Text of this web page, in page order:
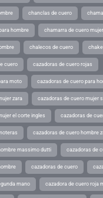
chanclas de cuero
hombre chamarra de cuero mujer
chalecos de cuero
cuero cazadoras de cuero rojas
moto cazadoras de cuero para
zara cazadoras de cuero mujer
el corte ingles cazadoras de
cazadoras de cuero hombre
massimo dutti cazadoras de
cazadoras de cuero
mano cazadora de cuero roja